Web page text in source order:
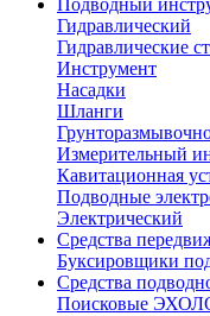
Подводный
Гидравлический
Гидравлические
Инструмент
Насадки
Шланги
Измерительный
Кавитационная
Подводные
Электрический
Средства
Буксировщики
Средства
Поисковые